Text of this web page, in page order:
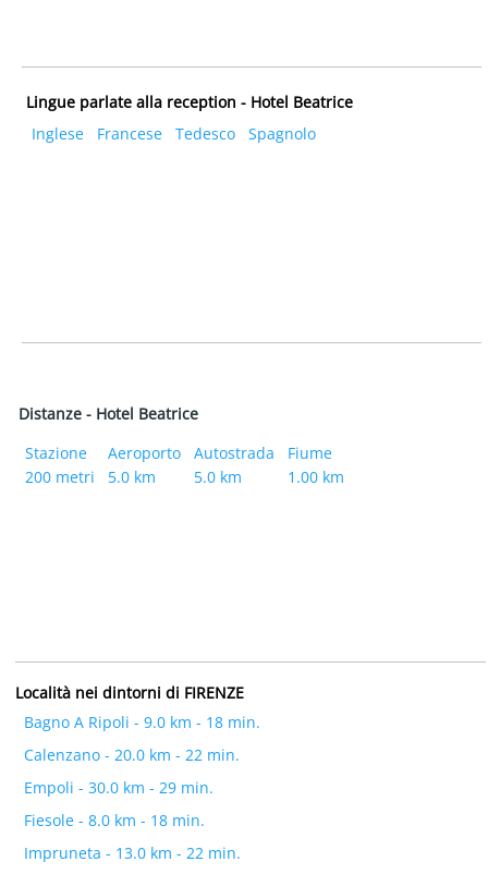
Lingue parlate alla reception - Hotel Beatrice
Inglese
Francese Tedesco Spagnolo
Distanze - Hotel Beatrice
Stazione
200 metri
Aeroporto
5.0 km
Autostrada
5.0 km
Fiume
1.00 km
Località nei dintorni di FIRENZE
Bagno A Ripoli - 9.0 km - 18 min.
Calenzano - 20.0 km - 22 min.
Empoli - 30.0 km - 29 min.
Fiesole - 8.0 km - 18 min.
Impruneta - 13.0 km - 22 min.